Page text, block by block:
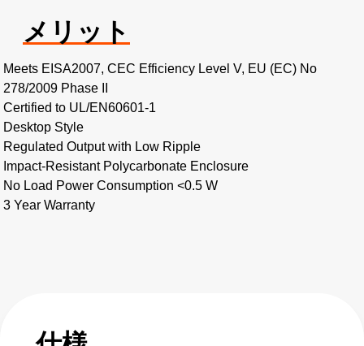
メリット
Meets EISA2007, CEC Efficiency Level V, EU (EC) No
278/2009 Phase II
Certified to UL/EN60601-1
Desktop Style
Regulated Output with Low Ripple
Impact-Resistant Polycarbonate Enclosure
No Load Power Consumption <0.5 W
3 Year Warranty